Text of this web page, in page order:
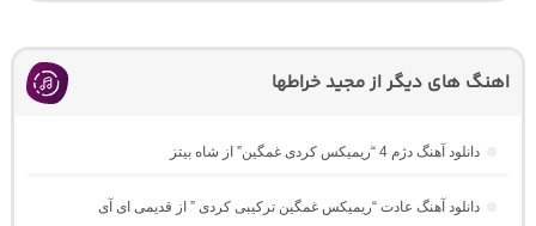
اهنگ های دیگر از مجید خراطها
دانلود آهنگ دژم 4 “ریمیکس کردی غمگین” از شاه بیتز
دانلود آهنگ عادت “ریمیکس غمگین ترکیبی کردی ” از قدیمی ای آی